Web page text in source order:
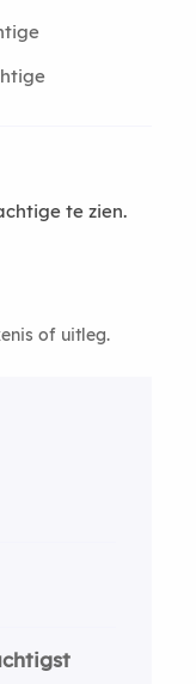
te zien.
of uitleg.